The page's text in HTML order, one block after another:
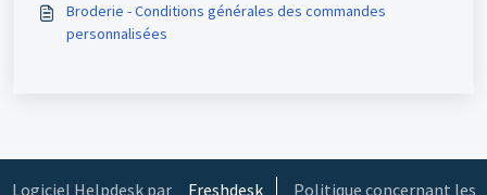
Broderie - Conditions générales des commandes
personnalisées
Logiciel Helpdesk par Freshdesk Politique concernant les